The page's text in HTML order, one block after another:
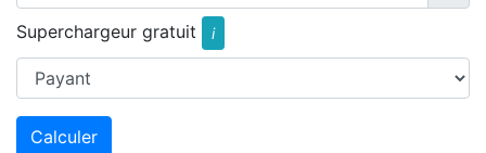
Superchargeur gratuit
i